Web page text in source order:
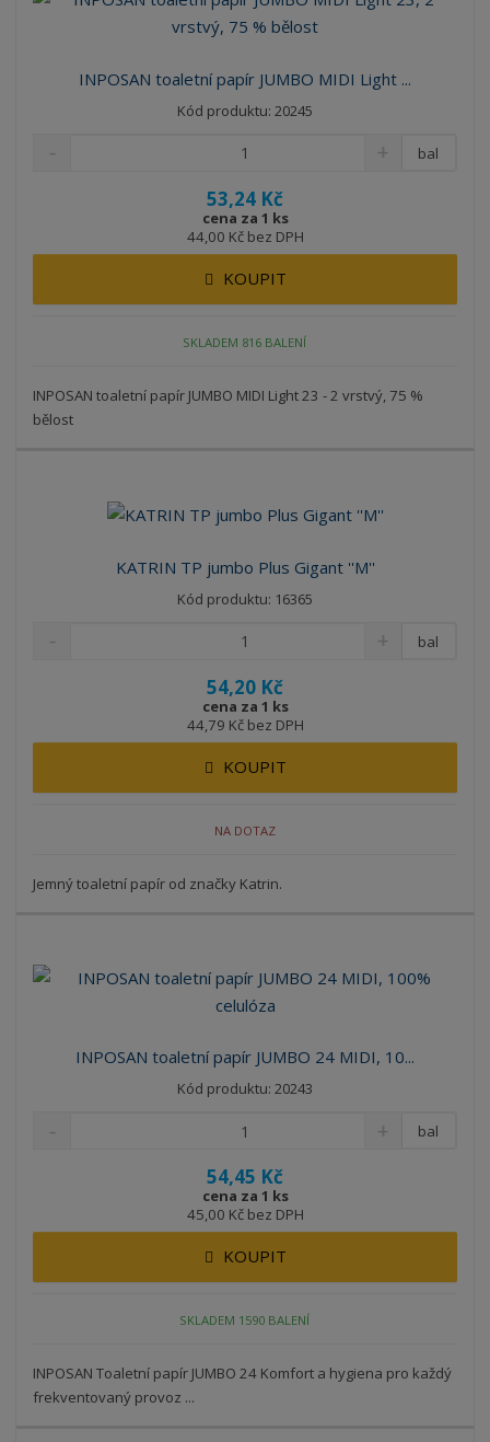
INPOSAN toaletní papír JUMBO MIDI Light ...
Kód produktu: 20245
53,24 Kč
cena za 1 ks
44,00 Kč bez DPH
bal
KOUPIT
SKLADEM 816 BALENÍ
INPOSAN toaletní papír JUMBO MIDI Light 23 - 2 vrstvý, 75 %
bělost
KATRIN TP jumbo Plus Gigant ''M''
Kód produktu: 16365
54,20 Kč
cena za 1 ks
44,79 Kč bez DPH
bal
KOUPIT
NA DOTAZ
Jemný toaletní papír od značky Katrin.
INPOSAN toaletní papír JUMBO 24 MIDI, 10...
Kód produktu: 20243
54,45 Kč
cena za 1 ks
45,00 Kč bez DPH
bal
KOUPIT
SKLADEM 1590 BALENÍ
INPOSAN Toaletní papír JUMBO 24 Komfort a hygiena pro každý
frekventovaný provoz ...